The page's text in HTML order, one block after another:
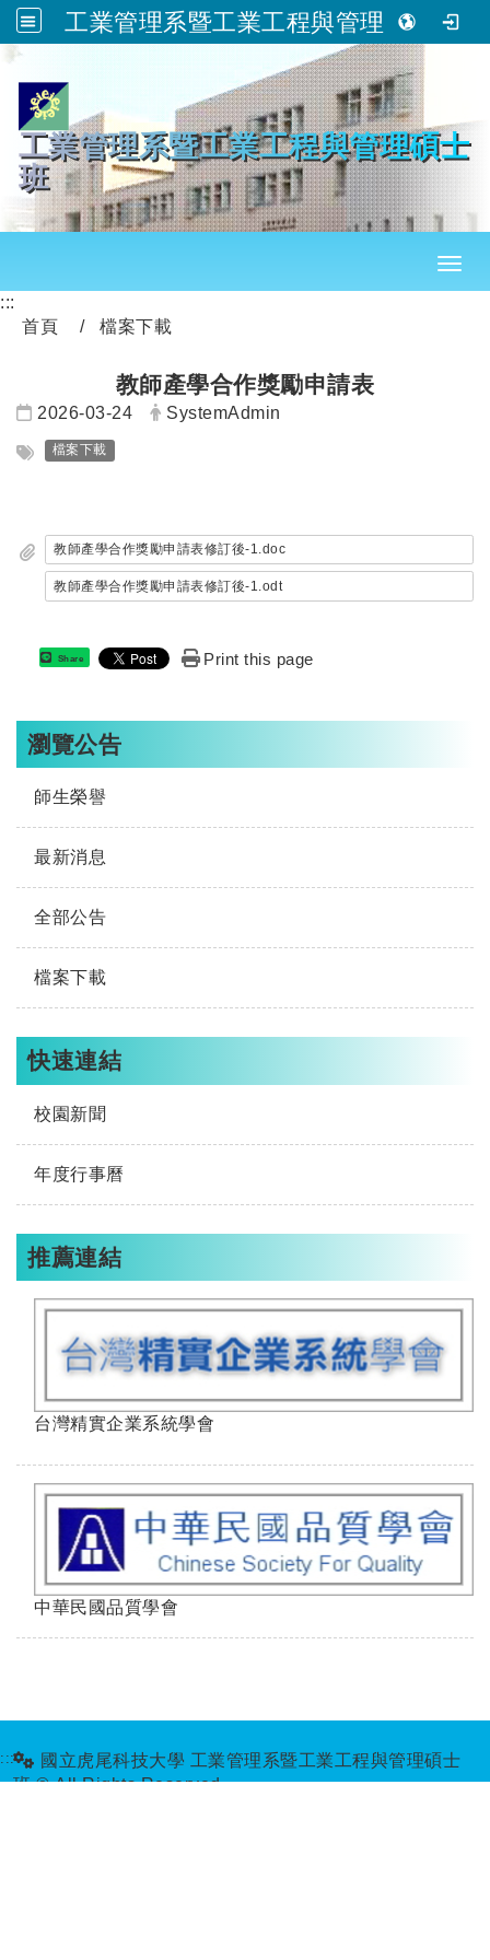
工業管理系暨工業工程與管理碩士班
跳到主要內容
工業管理系暨工業工程與管理碩士
班
:::
首頁
檔案下載
教師產學合作獎勵申請表
日期：
2026-03-24 發布者：
SystemAdmin
標籤：
檔案下載
教師產學合作獎勵申請表修訂後-1.doc
教師產學合作獎勵申請表修訂後-1.odt
Share Print this page
瀏覽公告
師生榮譽
最新消息
全部公告
檔案下載
快速連結
校園新聞
年度行事曆
推薦連結
台灣精實企業系統學會
中華民國品質學會
:::
國立虎尾科技大學 工業管理系暨工業工程與管理碩士
班 © All Rights Reserved.